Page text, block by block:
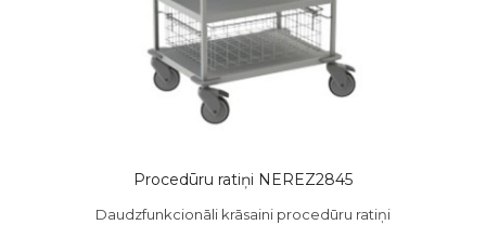
Procedūru ratiņi NEREZ2845
Daudzfunkcionāli krāsaini procedūru ratiņi